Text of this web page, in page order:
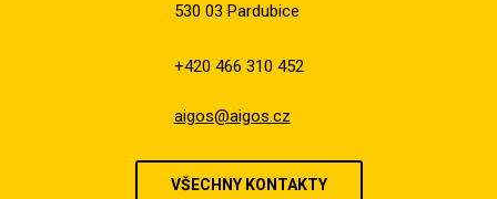
530 03 Pardubice
+420 466 310 452
aigos@aigos.cz
VŠECHNY KONTAKTY